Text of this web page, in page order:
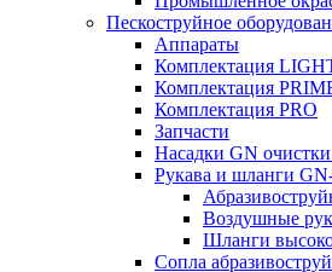
Пескоструйное
Аппараты
Комплектация
Комплектация
Комплектация PRO
Запчасти
Насадки GN
Рукава и шланги
Воздушные
Шланги
Сопла